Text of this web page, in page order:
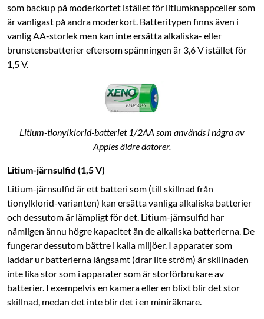
som backup på moderkortet istället för litium­knappceller som
är vanligast på andra moderkort. Batteritypen finns även i
vanlig AA-storlek men kan inte ersätta alkaliska- eller
brunstensbatterier eftersom spänningen är 3,6 V istället för
1,5 V.
Litium-tionylklorid-batteriet 1/2AA som används i några av
Apples äldre datorer.
Litium-järnsulfid (1,5 V)
Litium-järnsulfid är ett batteri som (till skillnad från
tionylklorid-varianten) kan ersätta vanliga alkaliska batterier
och dessutom är lämpligt för det. Litium-järnsulfid har
nämligen ännu högre kapacitet än de alkaliska batterierna. De
fungerar dessutom bättre i kalla miljöer. I apparater som
laddar ur batterierna långsamt (drar lite ström) är skillnaden
inte lika stor som i apparater som är storförbrukare av
batterier. I exempelvis en kamera eller en blixt blir det stor
skillnad, medan det inte blir det i en miniräknare.